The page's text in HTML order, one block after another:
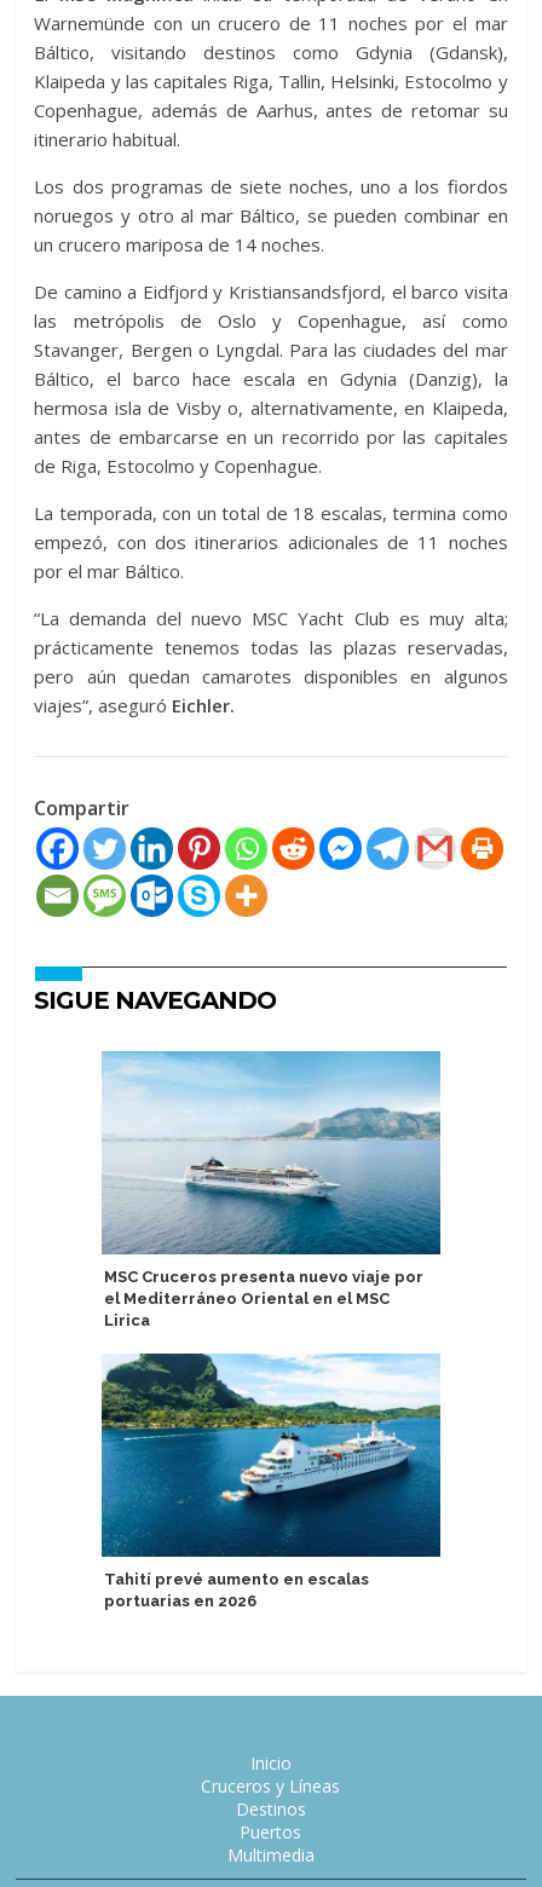
Warnemünde con un crucero de 11 noches por el mar
Báltico, visitando destinos como Gdynia (Gdansk),
Klaipeda y las capitales Riga, Tallin, Helsinki, Estocolmo y
Copenhague, además de Aarhus, antes de retomar su
itinerario habitual.
Los dos programas de siete noches, uno a los fiordos
noruegos y otro al mar Báltico, se pueden combinar en
un crucero mariposa de 14 noches.
De camino a Eidfjord y Kristiansandsfjord, el barco visita
las metrópolis de Oslo y Copenhague, así como
Stavanger, Bergen o Lyngdal. Para las ciudades del mar
Báltico, el barco hace escala en Gdynia (Danzig), la
hermosa isla de Visby o, alternativamente, en Klaipeda,
antes de embarcarse en un recorrido por las capitales
de Riga, Estocolmo y Copenhague.
La temporada, con un total de 18 escalas, termina como
empezó, con dos itinerarios adicionales de 11 noches
por el mar Báltico.
“La demanda del nuevo MSC Yacht Club es muy alta;
prácticamente tenemos todas las plazas reservadas,
pero aún quedan camarotes disponibles en algunos
viajes”, aseguró Eichler.
Compartir
SIGUE NAVEGANDO
MSC Cruceros presenta nuevo viaje por
el Mediterráneo Oriental en el MSC
Lirica
Tahití prevé aumento en escalas
portuarias en 2026
Inicio
Cruceros y Líneas
Destinos
Puertos
Multimedia